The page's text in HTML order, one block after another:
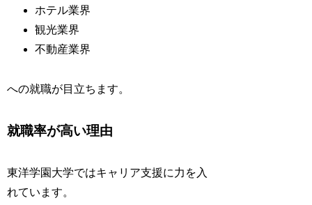
ホテル業界
観光業界
不動産業界
への就職が目立ちます。
就職率が高い理由
東洋学園大学ではキャリア支援に力を入
れています。